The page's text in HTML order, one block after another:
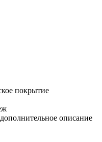
покрытие
описание